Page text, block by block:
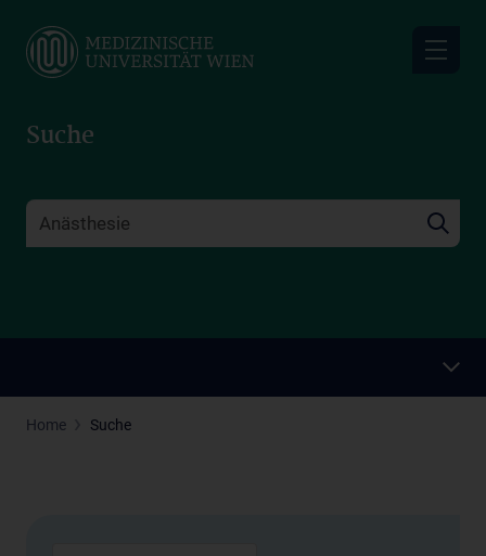
main
Suche
Home Suche